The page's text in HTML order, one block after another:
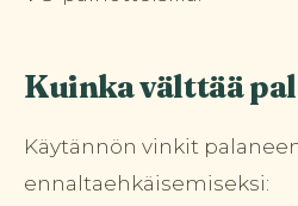
Kuinka välttää
Käytännön vinkit
ennaltaehkäisemiseksi: